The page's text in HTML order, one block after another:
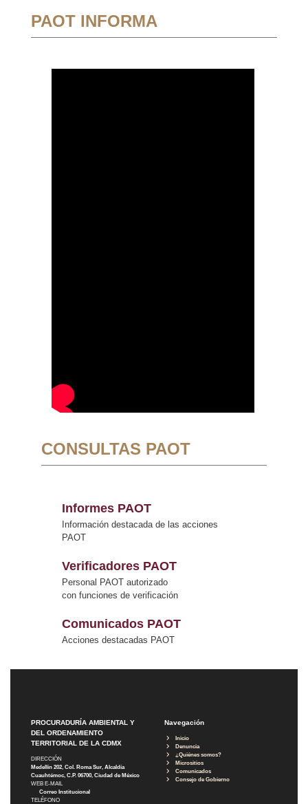
PAOT INFORMA
CONSULTAS PAOT
Informes PAOT
Información destacada de las acciones
PAOT
Verificadores PAOT
Personal PAOT autorizado
con funciones de verificación
Comunicados PAOT
Acciones destacadas PAOT
PROCURADURÍA AMBIENTAL Y
DEL ORDENAMIENTO
TERRITORIAL DE LA CDMX
DIRECCIÓN
Medellín 202, Col. Roma Sur, Alcaldía
Cuauhtémoc, C.P. 06700, Ciudad de México
WEB E-MAIL
Correo Institucional
TELÉFONO
Navegación
Inicio
Denuncia
¿Quiénes somos?
Micrositios
Comunicados
Consejo de Gobierno